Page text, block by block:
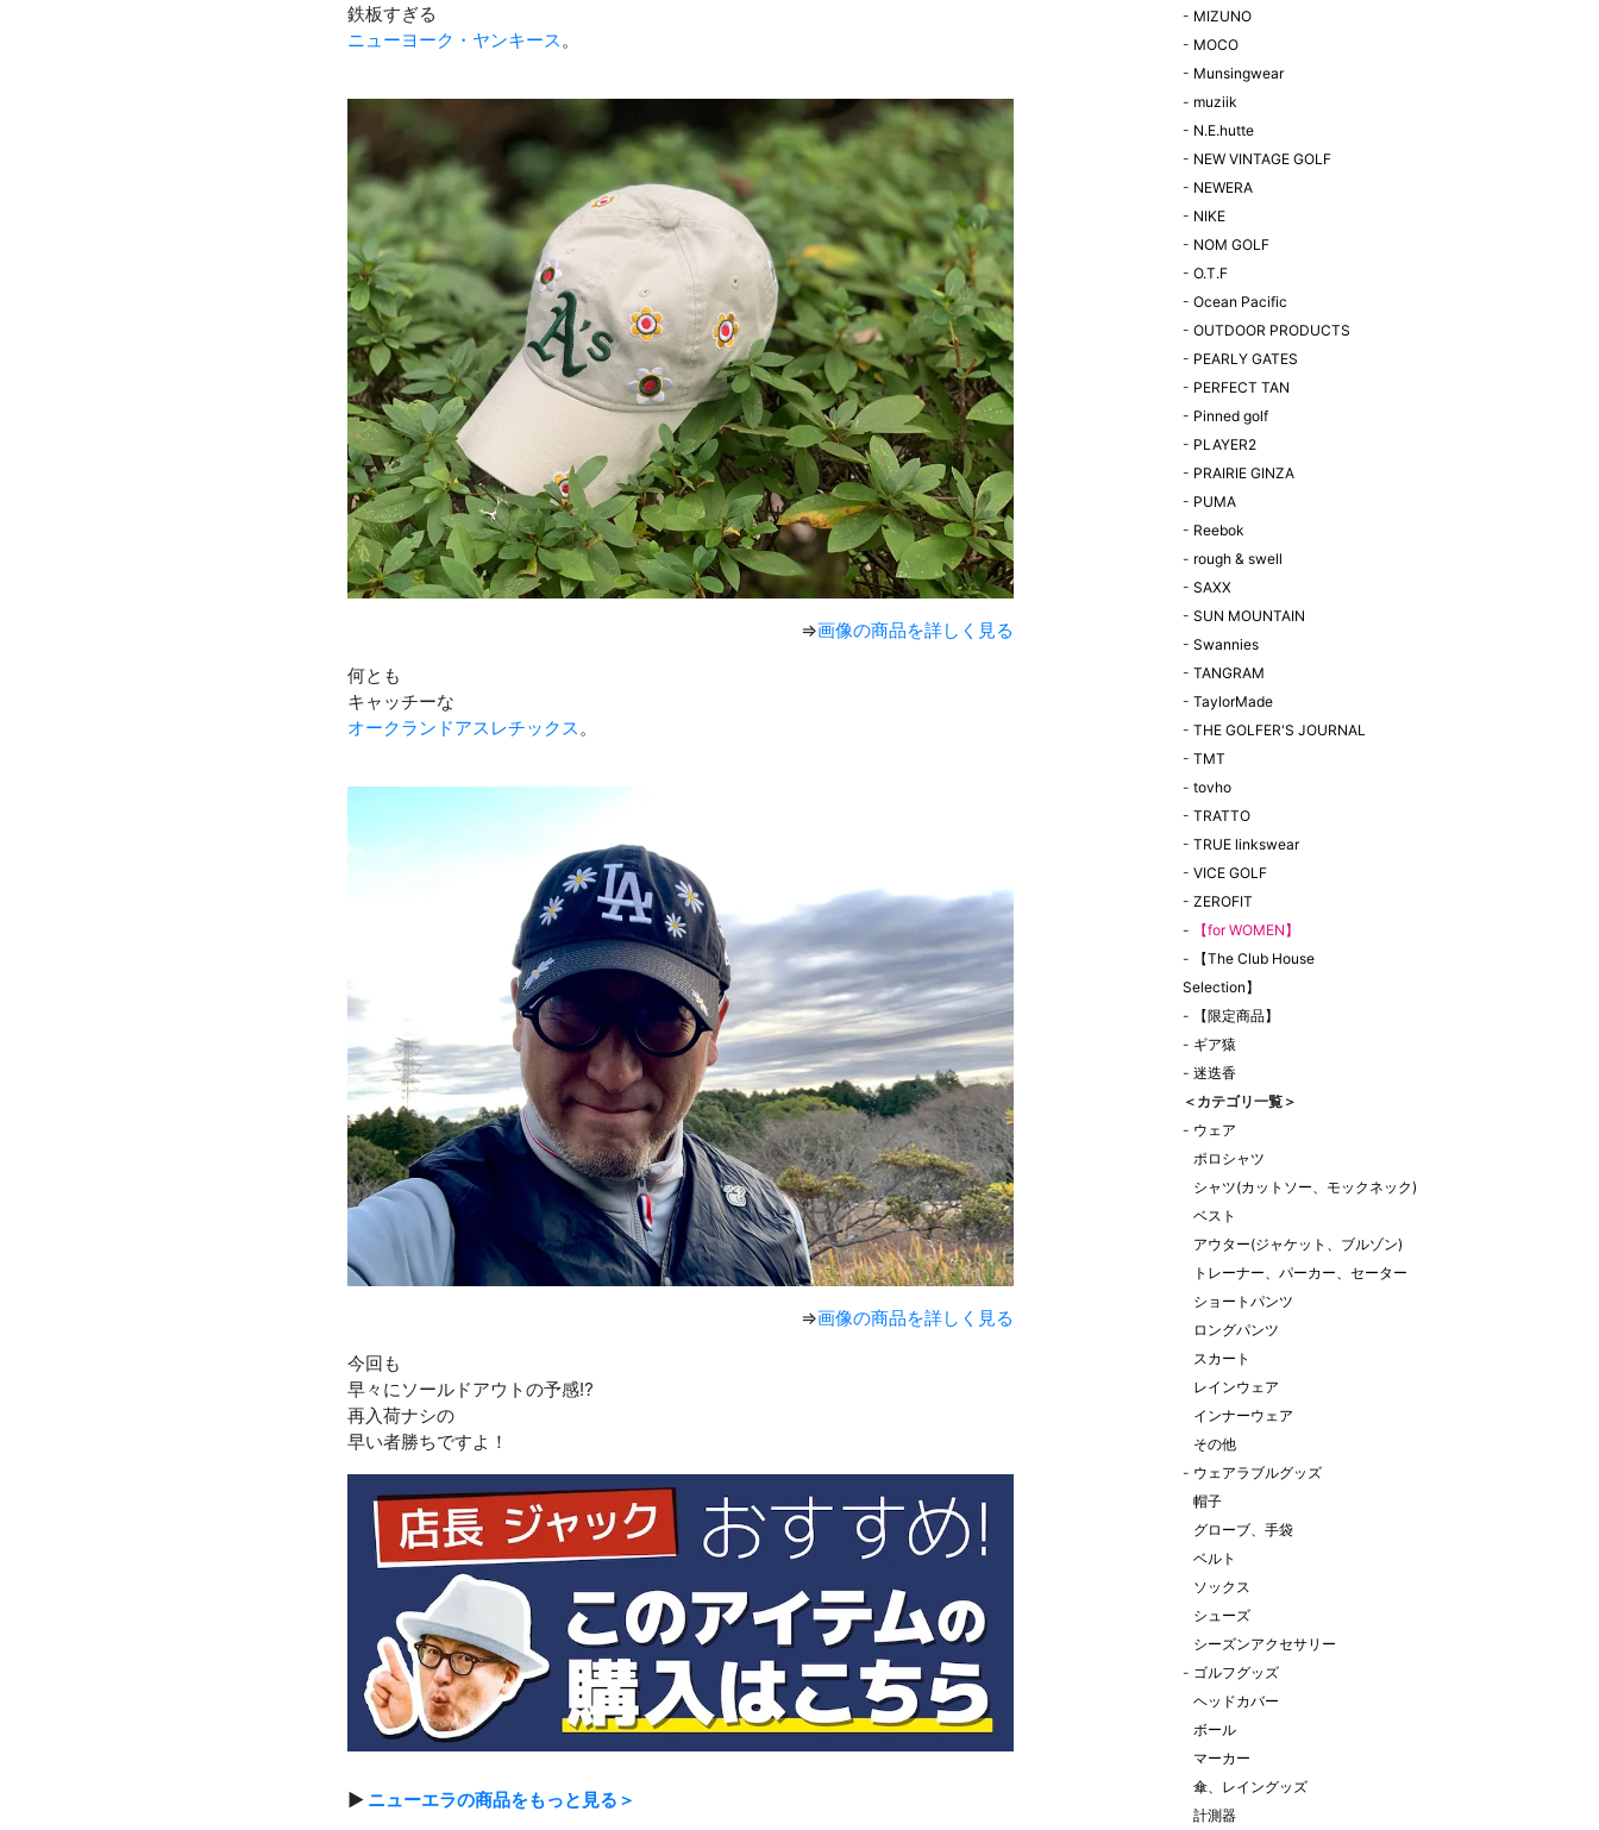
鉄板すぎる
ニューヨーク・ヤンキース。
⇒画像の商品を詳しく見る
何とも
キャッチーな
オークランドアスレチックス。
⇒画像の商品を詳しく見る
今回も
早々にソールドアウトの予感⁉︎
再入荷ナシの
早い者勝ちですよ！
▶ ニューエラの商品をもっと見る＞
- MIZUNO
- MOCO
- Munsingwear
- muziik
- N.E.hutte
- NEW VINTAGE GOLF
- NEWERA
- NIKE
- NOM GOLF
- O.T.F
- Ocean Pacific
- OUTDOOR PRODUCTS
- PEARLY GATES
- PERFECT TAN
- Pinned golf
- PLAYER2
- PRAIRIE GINZA
- PUMA
- Reebok
- rough & swell
- SAXX
- SUN MOUNTAIN
- Swannies
- TANGRAM
- TaylorMade
- THE GOLFER'S JOURNAL
- TMT
- tovho
- TRATTO
- TRUE linkswear
- VICE GOLF
- ZEROFIT
-
【for WOMEN】
-
【The Club House
Selection】
-
【限定商品】
- ギア猿
- 迷迭香
＜カテゴリ一覧＞
- ウェア
ポロシャツ
シャツ(カットソー、モックネック)
ベスト
アウター(ジャケット、ブルゾン)
トレーナー、パーカー、セーター
ショートパンツ
ロングパンツ
スカート
レインウェア
インナーウェア
その他
- ウェアラブルグッズ
帽子
グローブ、手袋
ベルト
ソックス
シューズ
シーズンアクセサリー
- ゴルフグッズ
ヘッドカバー
ボール
マーカー
傘、レイングッズ
計測器